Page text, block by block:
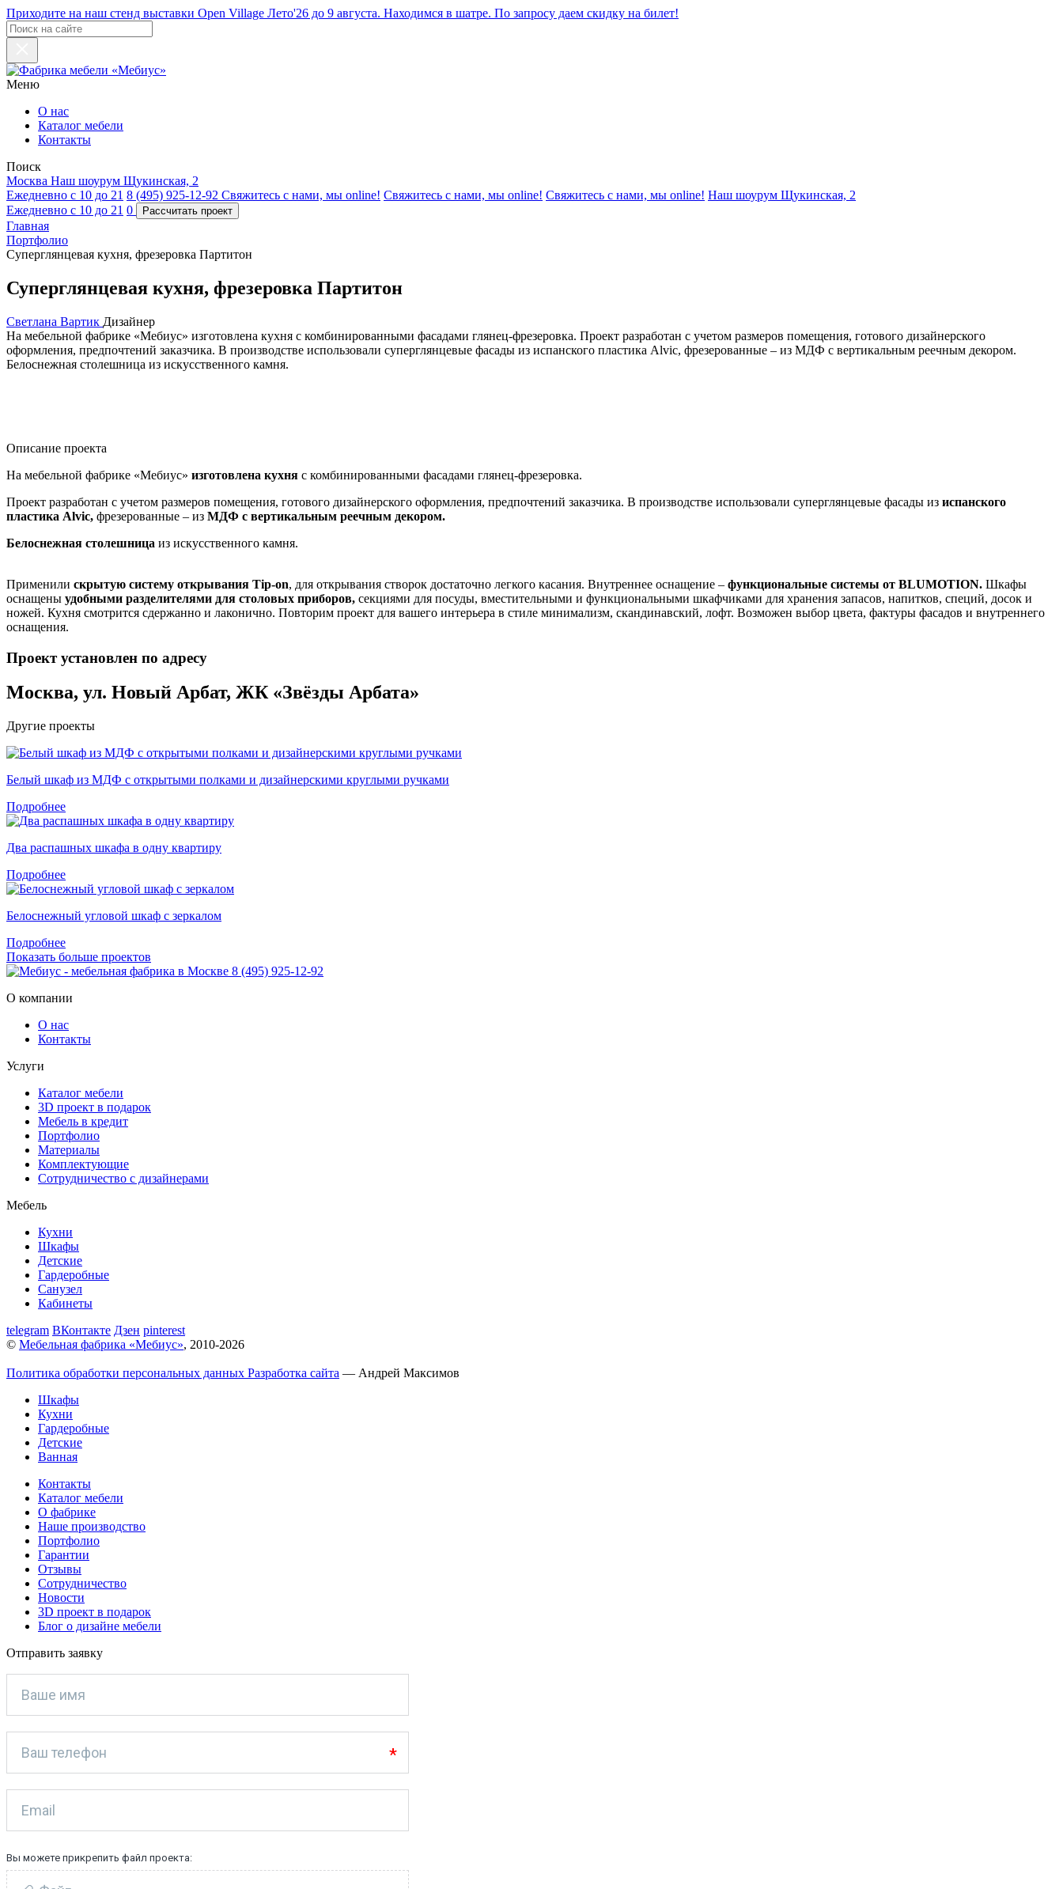
Приходите на наш стенд выставки Open Village Лето'26 до 9 августа. Находимся в шатре. По запросу даем скидку на билет!
Меню
О нас
Каталог мебели
Контакты
Поиск
Москва Наш шоурум Щукинская, 2
Ежедневно с 10 до 21 8 (495) 925-12-92 Свяжитесь с нами, мы online! Свяжитесь с нами, мы online! Свяжитесь с нами, мы online! Наш шоурум Щукинская, 2
Ежедневно с 10 до 21 0
Главная
Портфолио
Суперглянцевая кухня, фрезеровка Партитон
Суперглянцевая кухня, фрезеровка Партитон
Светлана Вартик Дизайнер
На мебельной фабрике «Мебиус» изготовлена кухня с комбинированными фасадами глянец-фрезеровка. Проект разработан с учетом размеров помещения, готового дизайнерского
оформления, предпочтений заказчика. В производстве использовали суперглянцевые фасады из испанского пластика Alvic, фрезерованные – из МДФ с вертикальным реечным декором.
Белоснежная столешница из искусственного камня.
Описание проекта
На мебельной фабрике «Мебиус» изготовлена кухня с комбинированными фасадами глянец-фрезеровка.
Проект разработан с учетом размеров помещения, готового дизайнерского оформления, предпочтений заказчика. В производстве использовали суперглянцевые фасады из испанского
пластика Alvic, фрезерованные – из МДФ с вертикальным реечным декором.
Белоснежная столешница из искусственного камня.
Применили скрытую систему открывания Tip-on, для открывания створок достаточно легкого касания. Внутреннее оснащение – функциональные системы от BLUMOTION. Шкафы
оснащены удобными разделителями для столовых приборов, секциями для посуды, вместительными и функциональными шкафчиками для хранения запасов, напитков, специй, досок и
ножей. Кухня смотрится сдержанно и лаконично. Повторим проект для вашего интерьера в стиле минимализм, скандинавский, лофт. Возможен выбор цвета, фактуры фасадов и внутреннего
оснащения.
Проект установлен по адресу
Москва, ул. Новый Арбат, ЖК «Звёзды Арбата»
Другие проекты
Белый шкаф из МДФ с открытыми полками и дизайнерскими круглыми ручками
Подробнее
Два распашных шкафа в одну квартиру
Подробнее
Белоснежный угловой шкаф с зеркалом
Подробнее
Показать больше проектов
8 (495) 925-12-92
О компании
О нас
Контакты
Услуги
Каталог мебели
3D проект в подарок
Мебель в кредит
Портфолио
Материалы
Комплектующие
Сотрудничество с дизайнерами
Мебель
Кухни
Шкафы
Детские
Гардеробные
Санузел
Кабинеты
telegram ВКонтакте Дзен pinterest
© Мебельная фабрика «Мебиус», 2010-2026
Политика обработки персональных данных Разработка сайта — Андрей Максимов
Шкафы
Кухни
Гардеробные
Детские
Ванная
Контакты
Каталог мебели
О фабрике
Наше производство
Портфолио
Гарантии
Отзывы
Сотрудничество
Новости
3D проект в подарок
Блог о дизайне мебели
Отправить заявку